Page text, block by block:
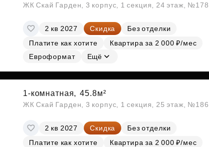
ЖК Скай Гарден, 3 корпус, 1 секция, 24 этаж, №178
2 кв 2027 Скидка
Без отделки
Платите как хотите
Квартира за 2 000 ₽/мес
Евроформат
Ещё
1-комнатная, 45.8м²
ЖК Скай Гарден, 3 корпус, 1 секция, 25 этаж, №186
2 кв 2027 Скидка
Без отделки
Платите как хотите
Квартира за 2 000 ₽/мес